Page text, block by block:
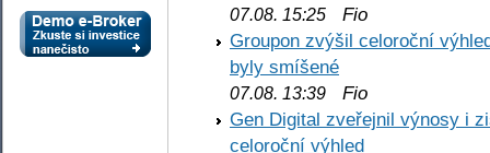
07.08. 15:25 Fio
Groupon zvýšil celoroční
byly smíšené
07.08. 13:39 Fio
Gen Digital zveřejnil výnosy i
celoroční výhled